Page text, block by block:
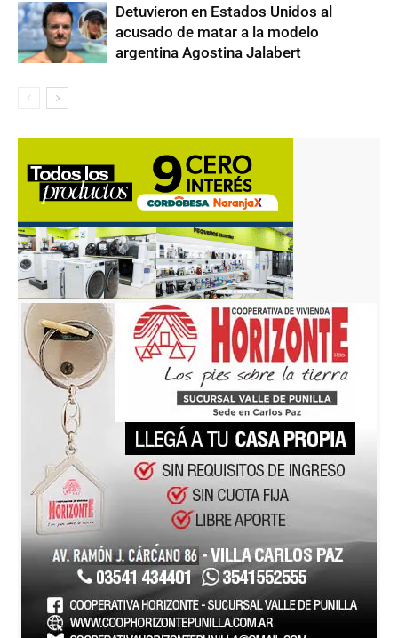
Detuvieron en Estados Unidos al
acusado de matar a la modelo
argentina Agostina Jalabert